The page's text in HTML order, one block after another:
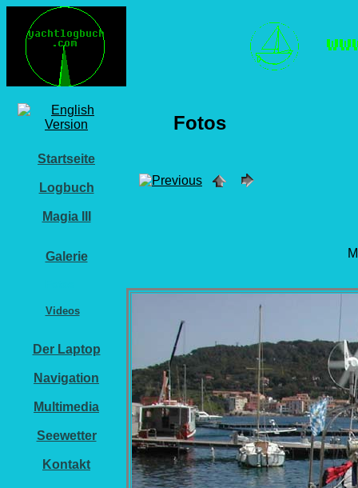
Startseite
Logbuch
Magia III
Galerie
Videos
Der Laptop
Navigation
Multimedia
Seewetter
Kontakt
Fotos